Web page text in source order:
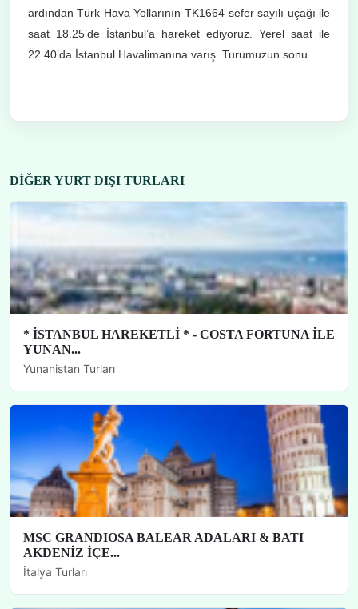
ardından Türk Hava Yollarının TK1664 sefer sayılı uçağı ile
saat 18.25’de İstanbul’a hareket ediyoruz. Yerel saat ile
22.40’da İstanbul Havalimanına varış. Turumuzun sonu
DIĞER YURT DIŞI TURLARI
* İSTANBUL HAREKETLİ * - COSTA FORTUNA İLE
YUNAN...
Yunanistan Turları
MSC GRANDIOSA BALEAR ADALARI & BATI
AKDENİZ İÇE...
İtalya Turları